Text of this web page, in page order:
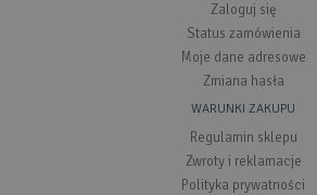
Zaloguj się
Status zamówienia
Moje dane adresowe
Zmiana hasła
WARUNKI ZAKUPU
Regulamin sklepu
Zwroty i reklamacje
Polityka prywatności